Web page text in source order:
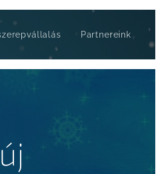
Partnereink